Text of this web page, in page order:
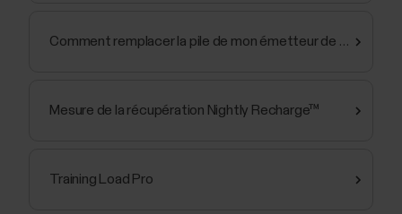
Comment remplacer la pile de mon émetteur de fréquence cardiaque ?
Mesure de la récupération Nightly Recharge™
Training Load Pro